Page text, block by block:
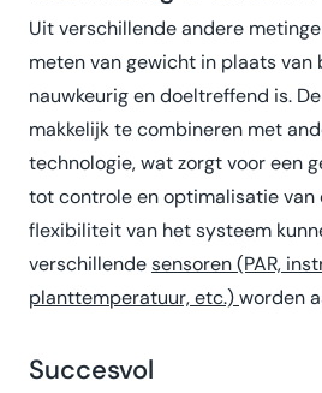
Uit verschillende andere
meten van gewicht in plaats van
nauwkeurig en doeltreffend is.
makkelijk te combineren met
technologie, wat zorgt voor een
tot controle en optimalisatie van
flexibiliteit van het systeem
verschillendesensoren (PAR,
planttemperatuur, etc.)worden
Succesvol